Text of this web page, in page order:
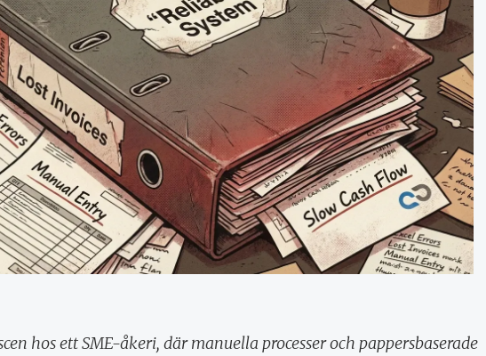
hos ett SME-åkeri, där manuella processer och pappersbaserade